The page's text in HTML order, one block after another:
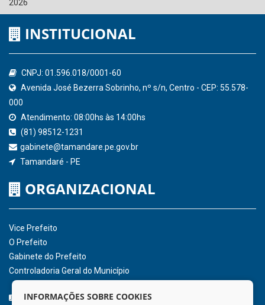
Ministério Público do Estado de Pernambuco
Controladoria-Geral da União
Confederação Nacional de Municípios - CNM
QEdu
Consultar Convênios
Receber Informações sobre novos Repasses
Hora:15:51/ Sábado, 08 de agosto de
2026
INSTITUCIONAL
CNPJ: 01.596.018/0001-60
000
INFORMAÇÕES SOBRE COOKIES